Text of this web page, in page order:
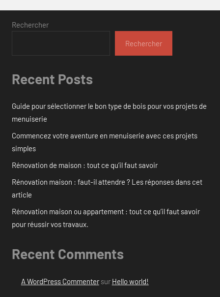
Rechercher
Rechercher
Recent Posts
Guide pour sélectionner le bon type de bois pour vos projets de
menuiserie
Commencez votre aventure en menuiserie avec ces projets
simples
Rénovation de maison : tout ce qu’il faut savoir
Rénovation maison : faut-il attendre ? Les réponses dans cet
article
Rénovation maison ou appartement : tout ce qu’il faut savoir
pour réussir vos travaux.
Recent Comments
A WordPress Commentersur Hello world!